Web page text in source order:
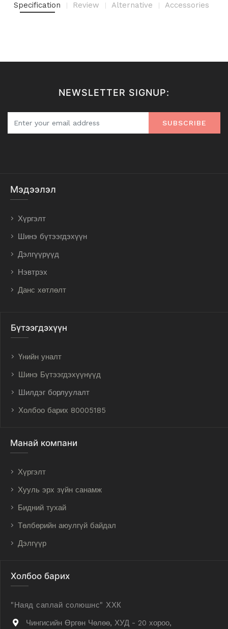
Specification Review Alternative Accessories
NEWSLETTER SIGNUP:
SUBSCRIBE
Мэдээлэл
Хүргэлт
Шинэ бүтээгдэхүүн
Дэлгүүрүүд
Нэвтрэх
Данс хөтлөлт
Бүтээгдэхүүн
Үнийн уналт
Шинэ Бүтээгдэхүүнүүд
Шилдэг борлуулалт
Холбоо барих 80005185
Манай компани
Хүргэлт
Хууль эрх зүйн санамж
Бидний тухай
Төлбөрийн аюулгүй байдал
Дэлгүүр
Холбоо барих
"Наяд саплай солюшнс" ХХК
Чингисийн Өргөн Чөлөө, ХУД - 20 хороо,